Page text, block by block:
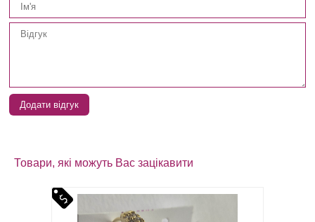
Додати відгук
Товари, які можуть Вас зацікавити